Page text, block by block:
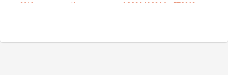
0010
Hause...
AGG2A4A32AA
FTC968